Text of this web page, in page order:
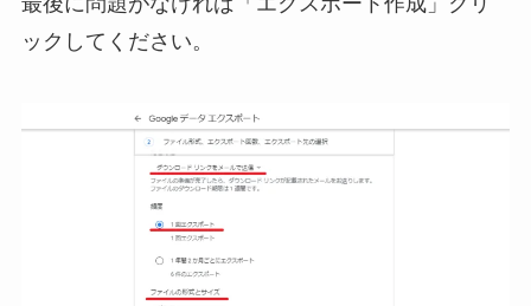
ックしてください。